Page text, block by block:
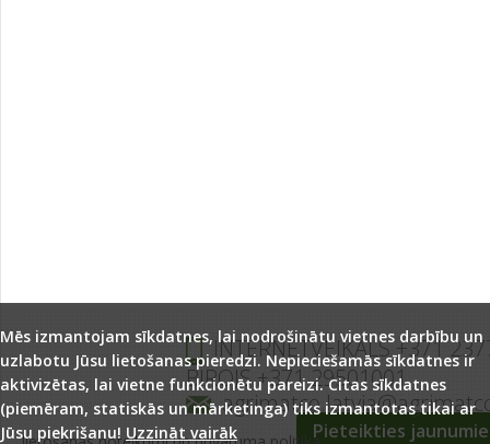
Pieteikties
INTERNETVEIKALS +371
BIROJS +371 29501001
Mēs izmantojam sīkdatnes, lai nodrošinātu vietnes darbību un
uzlabotu Jūsu lietošanas pieredzi. Nepieciešamās sīkdatnes ir
aktivizētas, lai vietne funkcionētu pareizi. Citas sīkdatnes
(piemēram, statiskās un mārketinga) tiks izmantotas tikai ar
Jūsu piekrišanu! Uzzināt vairāk